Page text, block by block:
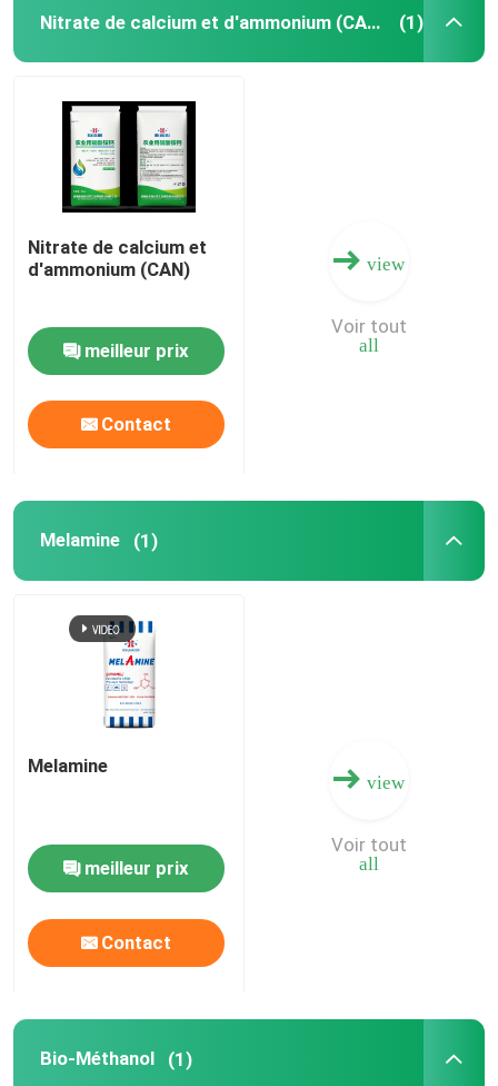
Produits
Au sujet de nous
Contactez-nous
Nouvelles
Cas
Urée
engrais azoté-potassique
Engrais composé
Nitrate de calcium et d'ammonium (CAN)
Melamine
Bio-Méthanol
POM plastique
Nitrate de calcium et d'ammonium (CAN) (1)
Nitrate de calcium et
d'ammonium (CAN)
meilleur prix
Contact
view
all
Voir tout
Melamine (1)
Melamine
meilleur prix
Contact
view
all
Voir tout
Bio-Méthanol (1)